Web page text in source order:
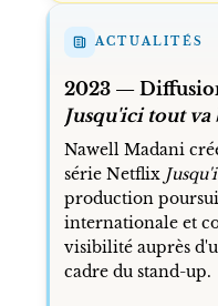
ACTUALITÉS
2023 —
Jusqu'ici tout va
Nawell Madani
série Netflix
production
internationale et
visibilité auprès
cadre du stand-up.